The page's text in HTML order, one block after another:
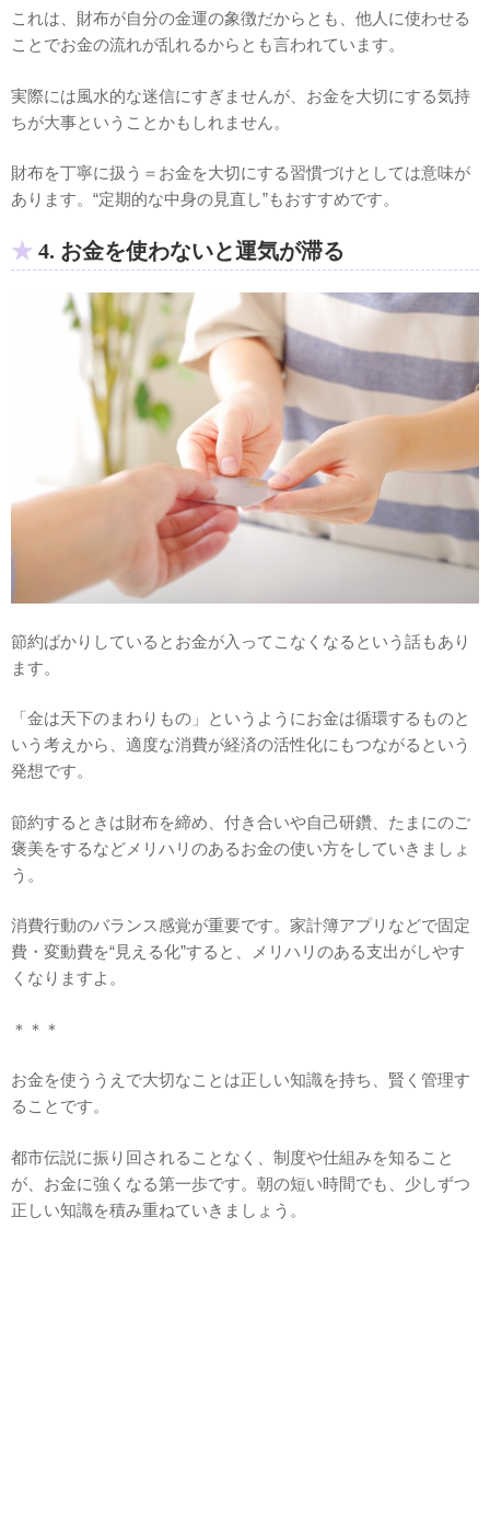
これは、財布が自分の金運の象徴だからとも、他人に使わせる
ことでお金の流れが乱れるからとも言われています。
実際には風水的な迷信にすぎませんが、お金を大切にする気持
ちが大事ということかもしれません。
財布を丁寧に扱う＝お金を大切にする習慣づけとしては意味が
あります。“定期的な中身の見直し”もおすすめです。
4. お金を使わないと運気が滞る
節約ばかりしているとお金が入ってこなくなるという話もあり
ます。
「金は天下のまわりもの」というようにお金は循環するものと
いう考えから、適度な消費が経済の活性化にもつながるという
発想です。
節約するときは財布を締め、付き合いや自己研鑽、たまにのご
褒美をするなどメリハリのあるお金の使い方をしていきましょ
う。
消費行動のバランス感覚が重要です。家計簿アプリなどで固定
費・変動費を“見える化”すると、メリハリのある支出がしやす
くなりますよ。
＊＊＊
お金を使ううえで大切なことは正しい知識を持ち、賢く管理す
ることです。
都市伝説に振り回されることなく、制度や仕組みを知ること
が、お金に強くなる第一歩です。朝の短い時間でも、少しずつ
正しい知識を積み重ねていきましょう。